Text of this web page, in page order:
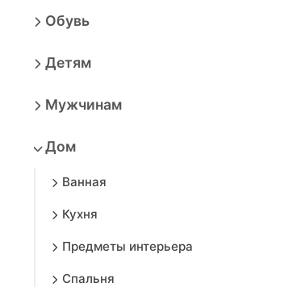
Обувь
Детям
Мужчинам
Дом
Ванная
Кухня
Предметы интерьера
Спальня